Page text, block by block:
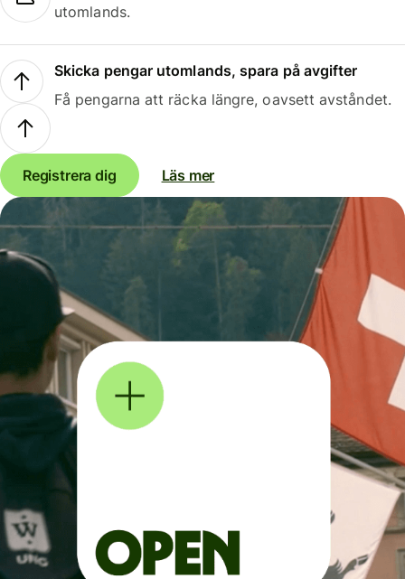
utomlands.
Skicka pengar utomlands, spara på avgifter
Få pengarna att räcka längre, oavsett avståndet.
Registrera dig Läs mer